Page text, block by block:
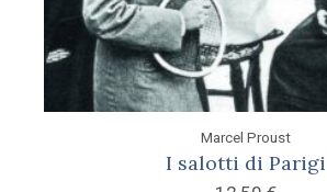
Marcel Proust
I salotti di Parigi